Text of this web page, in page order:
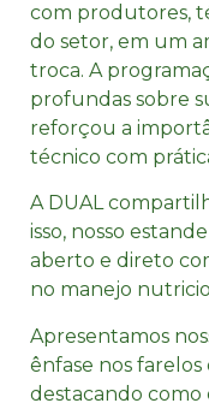
com produtores,
do setor, em um
troca. A
profundas sobre
reforçou a
técnico com
A DUAL
isso, nosso
aberto e direto
no manejo
Apresentamos
ênfase nos farelos
destacando como